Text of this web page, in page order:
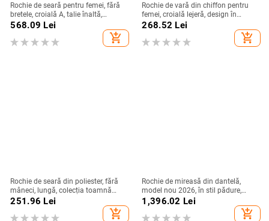
Rochie de seară pentru femei, fără
bretele, croială A, talie înaltă,
mâneci 3/4, fustă lungă
568.09 Lei
add_shopping_cart
Rochie de vară din chiffon pentru
femei, croială lejeră, design în
straturi, guler rotund, mâneci clopot,
268.52 Lei
add_shopping_cart
Rochie de seară din poliester, fără
mâneci, lungă, colecția toamnă
2024
251.96 Lei
add_shopping_cart
Rochie de mireasă din dantelă,
model nou 2026, în stil pădure,
mâneci lungi, siluetă sirenă
1,396.02 Lei
add_shopping_cart